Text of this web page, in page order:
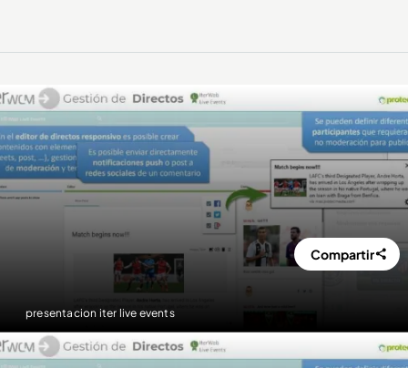
presentacion iter live events
Compartir